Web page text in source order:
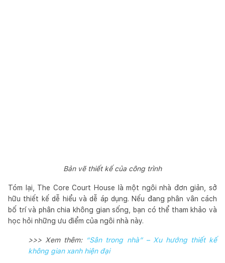
Bản vẽ thiết kế của công trình
Tóm lại, The Core Court House là một ngôi nhà đơn giản, sở
hữu thiết kế dễ hiểu và dễ áp dụng. Nếu đang phân vân cách
bố trí và phân chia không gian sống, bạn có thể tham khảo và
học hỏi những ưu điểm của ngôi nhà này.
>>> Xem thêm: “Sân trong nhà” – Xu hướng thiết kế
không gian xanh hiện đại